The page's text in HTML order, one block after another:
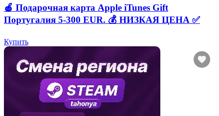
🍎 Подарочная карта Apple iTunes Gift
Португалия 5-300 EUR. 💰 НИЗКАЯ ЦЕНА ✅
Купить